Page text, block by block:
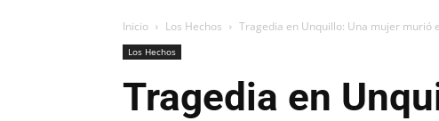
Inicio Los Hechos Tragedia en Unquillo: Una mujer murió
Los Hechos
Tragedia en